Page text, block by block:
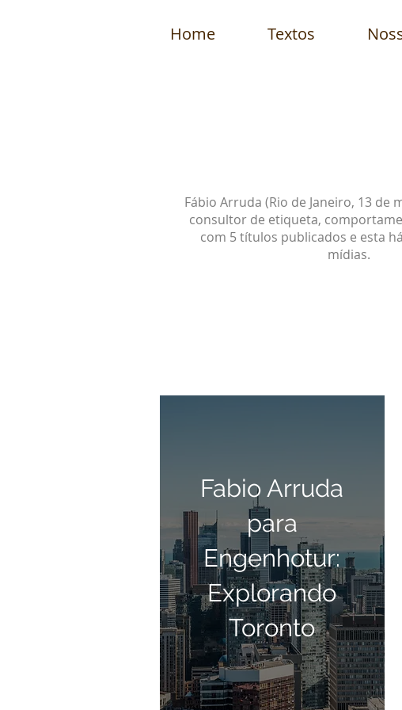
Home Textos
Fábio Arruda (Rio de Janeiro, 13 de
consultor de etiqueta,
com 5 títulos publicados e esta
mídias.
Fabio Arruda
para
Engenhotur:
Explorando
Toronto